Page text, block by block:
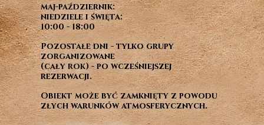
maj-październik:
niedziele i święta:
10:00 - 18:00
Pozostałe dni - tylko grupy
zorganizowane
(cały rok) - po wcześniejszej
rezerwacji.
Obiekt może być zamknięty z powodu
złych warunków atmosferycznych.